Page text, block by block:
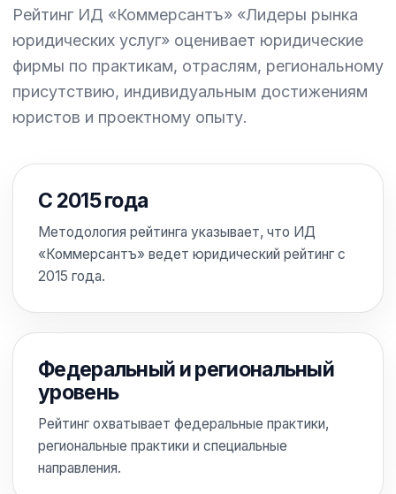
Рейтинг ИД «Коммерсантъ» «Лидеры рынка
юридических услуг» оценивает юридические
фирмы по практикам, отраслям, региональному
присутствию, индивидуальным достижениям
юристов и проектному опыту.
С 2015 года
Методология рейтинга указывает, что ИД
«Коммерсантъ» ведет юридический рейтинг с
2015 года.
Федеральный и региональный
уровень
Рейтинг охватывает федеральные практики,
региональные практики и специальные
направления.